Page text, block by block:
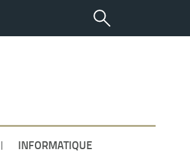
INFORMATIQUE